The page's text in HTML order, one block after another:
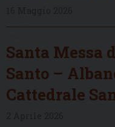
Santa Messa
Santo –
Cattedrale